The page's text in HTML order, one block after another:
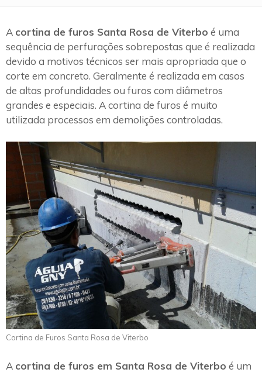
A cortina de furos Santa Rosa de Viterbo é uma
sequência de perfurações sobrepostas que é realizada
devido a motivos técnicos ser mais apropriada que o
corte em concreto. Geralmente é realizada em casos
de altas profundidades ou furos com diâmetros
grandes e especiais. A cortina de furos é muito
utilizada processos em demolições controladas.
Cortina de Furos Santa Rosa de Viterbo
A cortina de furos em Santa Rosa de Viterbo é um